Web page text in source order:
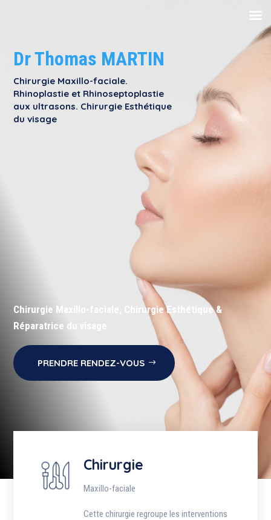
Dr Thomas MARTIN
Chirurgie Maxillo-faciale.
Rhinoplastie et Rhinoseptoplastie
aux ultrasons. Chirurgie Esthétique
du visage
Chirurgie Maxillo-faciale, Chirurgie Esthétique &
Réparatrice du visage
PRENDRE RENDEZ-VOUS
Chirurgie
Maxillo-faciale
Cette chirurgie regroupe les interventions